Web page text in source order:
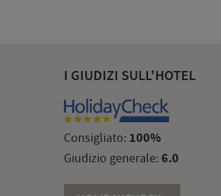
I GIUDIZI SULL'HOTEL
Consigliato: 100%
Giudizio generale: 6.0